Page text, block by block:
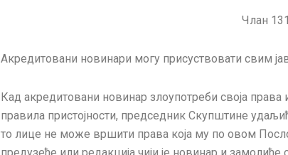
Члан
Акредитовани новинари могу присуствовати свим
Кад акредитовани новинар злоупотреби своја
правила пристојности, председник Скупштине
то лице не може вршити права која му по овом